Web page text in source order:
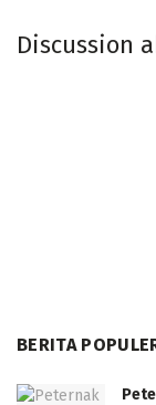
Discussion
BERITA